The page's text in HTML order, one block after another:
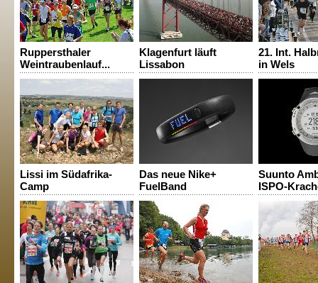
Ruppersthaler
Weintraubenlauf...
Klagenfurt läuft
Lissabon
21. Int.
in Wels
Lissi im Südafrika-
Camp
Das neue Nike+
FuelBand
Suunto
ISPO-